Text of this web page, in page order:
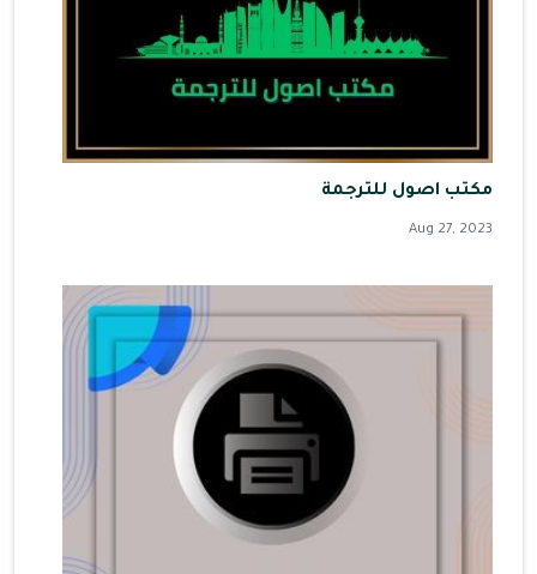
مكتب اصول للترجمة
Aug 27, 2023